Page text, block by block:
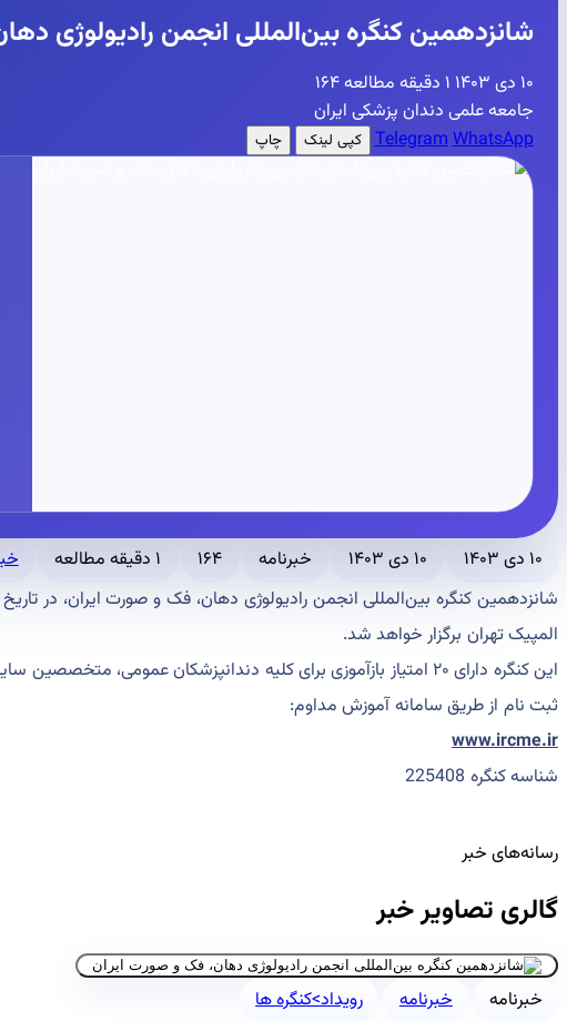
شانزدهمین کنگره بین‌المللی انجمن رادیولوژی
۱۰ دی ۱۴۰۳ ۱ دقیقه مطالعه
۱۶۴
جامعه علمی دندان پزشکی ایران
TelegramWhatsApp کپی لینک چاپ
۱۰ دی ۱۴۰۳ ۱۰ دی ۱۴۰۳ خبرنامه ۱۶۴ ۱ دقیقه مطالعه
المپیک تهران برگزار خواهد شد.
این کنگره دارای ۲۰ امتیاز بازآموزی برای کلیه دندانپزشکان عمومی، متخصصین سایر رشته های دندانپزشکی می باشد.
ثبت نام از طریق سامانه آموزش مداوم:
www.ircme.ir
شناسه کنگره 225408
رسانه‌های خبر
گالری تصاویر خبر
خبرنامه خبرنامه
رویداد>کنگره ها